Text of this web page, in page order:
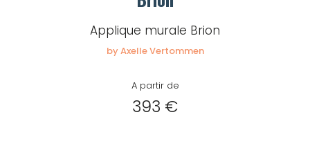
Applique murale Brion
by Axelle Vertommen
A partir de
393 €